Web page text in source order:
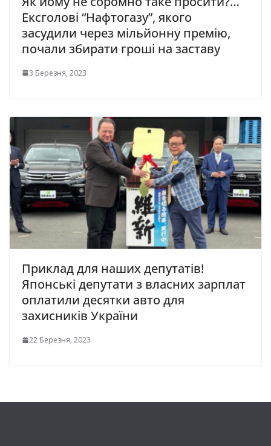
Ексголові “Нафтогазу”, якого
засудили через мільйонну премію,
почали збирати гроші на заставу
3 Березня, 2023
Приклад для наших депутатів!
Японські депутати з власних зарплат
оплатили десятки авто для
захисників України
22 Березня, 2023